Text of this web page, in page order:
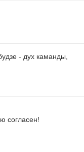
- дух каманды,
согласен!